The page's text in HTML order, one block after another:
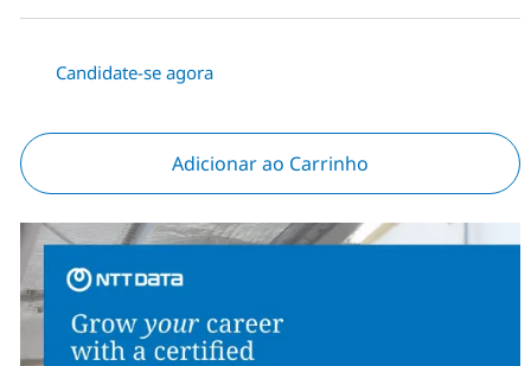
Candidate-se agora
Adicionar ao Carrinho